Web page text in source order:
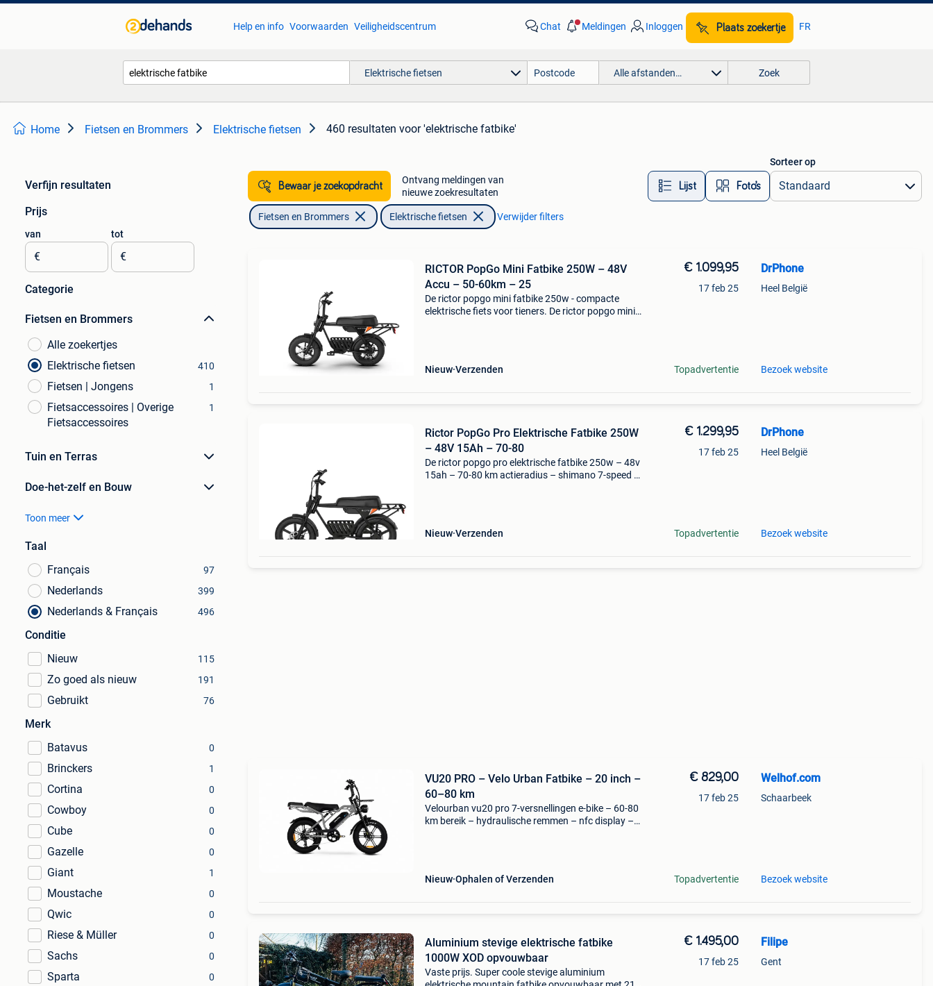
Help en info Voorwaarden Veiligheidscentrum Chat Meldingen Inloggen Plaats zoekertje FR
Elektrische fietsen Alle afstanden… Zoek
Home Fietsen en Brommers Elektrische fietsen 460 resultaten voor 'elektrische fatbike'
Verfijn resultaten
Prijs
van
€
tot
€
Categorie
Fietsen en Brommers
Alle zoekertjes
Elektrische fietsen
410
Fietsen | Jongens 1
Fietsaccessoires | Overige
Fietsaccessoires
1
Tuin en Terras
Doe-het-zelf en Bouw
Toon meer
Taal
Français
97
Nederlands 399
Nederlands & Français 496
Conditie
Nieuw
115
Zo goed als nieuw 191
Gebruikt 76
Merk
Batavus
0
Brinckers 1
Cortina 0
Cowboy 0
Cube 0
Gazelle 0
Giant 1
Moustache 0
Qwic 0
Riese & Müller 0
Sachs 0
Sparta 0
Bewaar je zoekopdracht
Ontvang meldingen van
nieuwe zoekresultaten
Lijst Foto’s
Sorteer op
Fietsen en Brommers Elektrische fietsen Verwijder filters
RICTOR PopGo Mini Fatbike 250W – 48V
Accu – 50-60km – 25
De rictor popgo mini fatbike 250w - compacte
elektrische fiets voor tieners. De rictor popgo mini
Nieuw Verzenden
€ 1.099,95
17 feb 25
Topadvertentie
DrPhone
Heel België
Bezoek website
Rictor PopGo Pro Elektrische Fatbike 250W
– 48V 15Ah – 70-80
De rictor popgo pro elektrische fatbike 250w – 48v
15ah – 70-80 km actieradius – shimano 7-speed –
Nieuw Verzenden
€ 1.299,95
17 feb 25
Topadvertentie
DrPhone
Heel België
Bezoek website
VU20 PRO – Velo Urban Fatbike – 20 inch –
60–80 km
Velourban vu20 pro 7-versnellingen e-bike – 60-80
km bereik – hydraulische remmen – nfc display –
Nieuw Ophalen of Verzenden
€ 829,00
17 feb 25
Topadvertentie
Welhof.com
Schaarbeek
Bezoek website
Aluminium stevige elektrische fatbike
1000W XOD opvouwbaar
Vaste prijs. Super coole stevige aluminium
€ 1.495,00
17 feb 25
Filipe
Gent